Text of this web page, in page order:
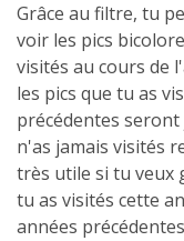
Grâce au filtre, tu
voir les pics
visités au cours de
les pics que tu as
précédentes
n'as jamais visités
très utile si tu veux
tu as visités cette
années